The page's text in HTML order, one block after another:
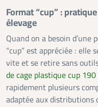
Format “cup” :
élevage
Quand on a besoin d’une
“cup” est appréciée : elle
vite et se retire sans
de cage plastique cup
rapidement plusieurs
adaptée aux distributions